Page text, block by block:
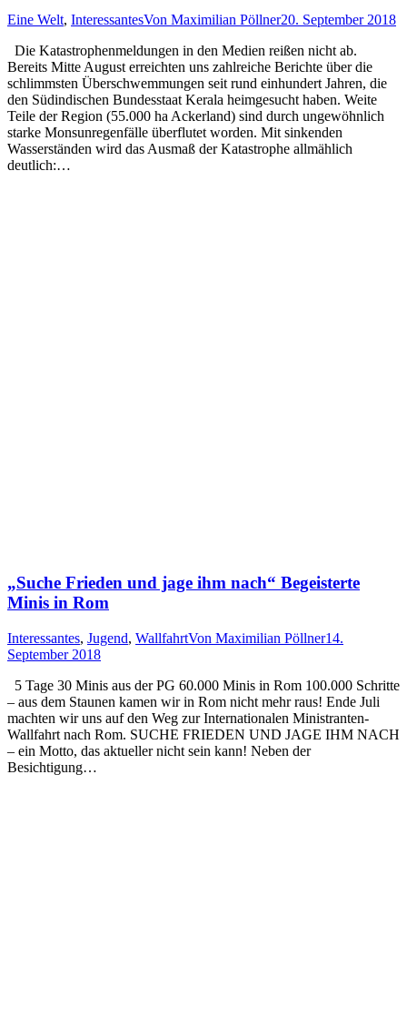
Eine Welt, InteressantesVon Maximilian Pöllner20. September 2018
Die Katastrophenmeldungen in den Medien reißen nicht ab.
Bereits Mitte August erreichten uns zahlreiche Berichte über die
schlimmsten Überschwemmungen seit rund einhundert Jahren, die
den Südindischen Bundesstaat Kerala heimgesucht haben. Weite
Teile der Region (55.000 ha Ackerland) sind durch ungewöhnlich
starke Monsunregenfälle überflutet worden. Mit sinkenden
Wasserständen wird das Ausmaß der Katastrophe allmählich
deutlich:…
„Suche Frieden und jage ihm nach“ Begeisterte
Minis in Rom
Interessantes, Jugend, WallfahrtVon Maximilian Pöllner14.
September 2018
5 Tage 30 Minis aus der PG 60.000 Minis in Rom 100.000 Schritte
– aus dem Staunen kamen wir in Rom nicht mehr raus! Ende Juli
machten wir uns auf den Weg zur Internationalen Ministranten-
Wallfahrt nach Rom. SUCHE FRIEDEN UND JAGE IHM NACH
– ein Motto, das aktueller nicht sein kann! Neben der
Besichtigung…